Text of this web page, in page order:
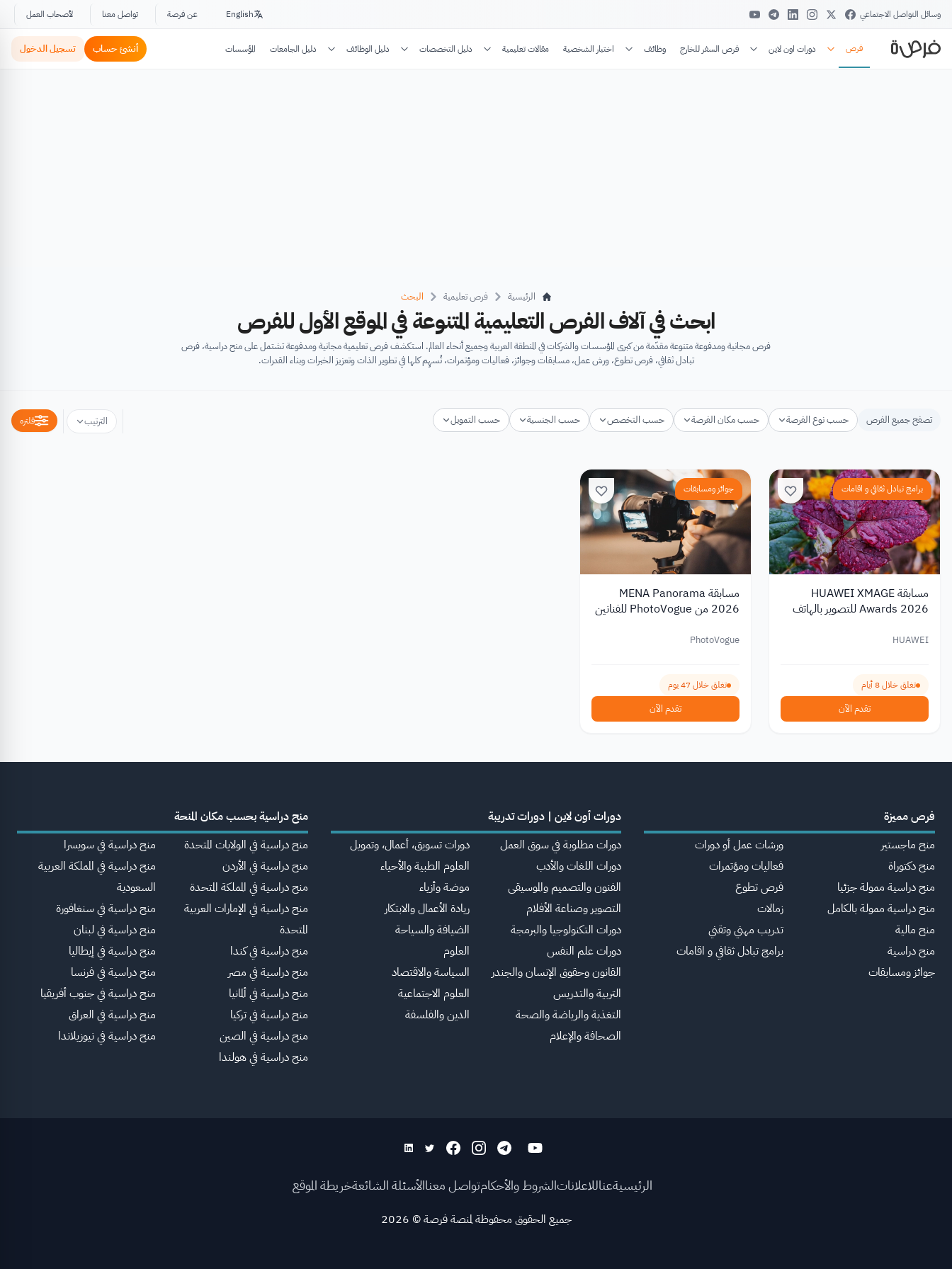
وسائل التواصل الاجتماعي English عن فرصة تواصل معنا لأصحاب العمل
فرص دورات اون لاين فرص السفر للخارج وظائف اختبار الشخصية مقالات تعليمية دليل التخصصات دليل الوظائف دليل الجامعات المؤسسات أنشئ حساب تسجيل الدخول
الرئيسية فرص تعليمية البحث
ابحث في آلاف الفرص التعليمية المتنوعة في الموقع الأول للفرص
فرص مجانية ومدفوعة متنوعة مقدّمة من كبرى المؤسسات والشركات في المنطقة العربية وجميع أنحاء العالم. استكشف فرص تعليمية مجانية ومدفوعة تشتمل على منح دراسية، فرص
تبادل ثقافي، فرص تطوع، ورش عمل، مسابقات وجوائز، فعاليات ومؤتمرات، تُسهِم كلها في تطوير الذات وتعزيز الخبرات وبناء القدرات.
تصفح جميع الفرص حسب نوع الفرصة حسب مكان الفرصة حسب التخصص حسب الجنسية حسب التمويل الترتيب فلتره
برامج تبادل ثقافي و اقامات
مسابقة HUAWEI XMAGE
Awards 2026 للتصوير بالهاتف
HUAWEI
تغلق خلال 8 أيام
تقدم الآن
جوائز ومسابقات
مسابقة MENA Panorama
2026 من PhotoVogue للفنانين
PhotoVogue
تغلق خلال 47 يوم
تقدم الآن
فرص مميزة
منح ماجستير
منح دكتوراة
منح دراسية ممولة جزئيا
منح دراسية ممولة بالكامل
منح مالية
منح دراسية
جوائز ومسابقات
ورشات عمل أو دورات
فعاليات ومؤتمرات
فرص تطوع
زمالات
تدريب مهني وتقني
برامج تبادل ثقافي و اقامات
دورات أون لاين | دورات تدريبة
دورات مطلوبة في سوق العمل
دورات اللغات والأدب
الفنون والتصميم والموسيقى
التصوير وصناعة الأفلام
دورات التكنولوجيا والبرمجة
دورات علم النفس
القانون وحقوق الإنسان والجندر
التربية والتدريس
التغذية والرياضة والصحة
الصحافة والإعلام
دورات تسويق، أعمال، وتمويل
العلوم الطبية والأحياء
موضة وأزياء
ريادة الأعمال والابتكار
الضيافة والسياحة
العلوم
السياسة والاقتصاد
العلوم الاجتماعية
الدين والفلسفة
منح دراسية بحسب مكان المنحة
منح دراسية في الولايات المتحدة
منح دراسية في الأردن
منح دراسية في المملكة المتحدة
منح دراسية في الإمارات العربية
المتحدة
منح دراسية في كندا
منح دراسية في مصر
منح دراسية في ألمانيا
منح دراسية في تركيا
منح دراسية في الصين
منح دراسية في هولندا
منح دراسية في سويسرا
منح دراسية في المملكة العربية
السعودية
منح دراسية في سنغافورة
منح دراسية في لبنان
منح دراسية في إيطاليا
منح دراسية في فرنسا
منح دراسية في جنوب أفريقيا
منح دراسية في العراق
منح دراسية في نيوزيلاندا
الرئيسيةعناللاعلاناتالشروط والأحكامتواصل معناالأسئلة الشائعةخريطة الموقع
جميع الحقوق محفوظة لمنصة فرصة©
2026